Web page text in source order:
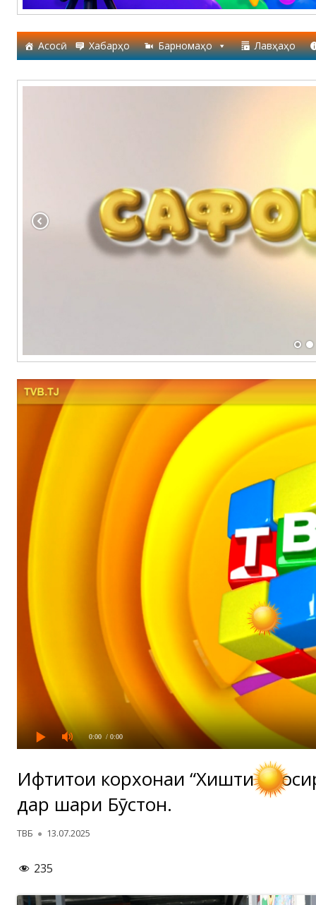
Асосӣ Хабарҳо Барномаҳо Лавҳаҳо
0:00 / 0:00
Ифтитоҳи корхонаи “Хишти
дар шаҳри Бӯстон.
Автор
ТВБ Опубликовано
13.07.2025
235